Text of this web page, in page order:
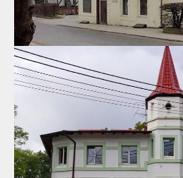
Вилла, г.Светлогорск,
Самая необычная вилла курортного
на улице Приморской.
06.07.2020
Вилла Кунке, г.Светлогорск,
"Если уж строить отель, то он
Вероятно так рассуждал отельер
19 века, собираясь развивать